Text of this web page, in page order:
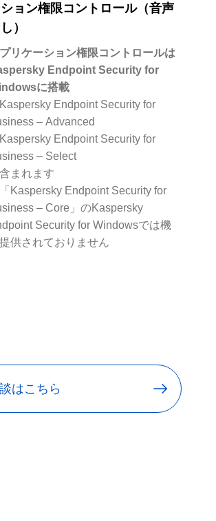
ョン権限コントロール（音声
）
リケーション権限コントロールは
Endpoint Security for
に搭載
Kaspersky Endpoint Security for
– Advanced
Kaspersky Endpoint Security for
– Select
まれます
Kaspersky Endpoint Security for
– Core」のKaspersky
Security for Windowsでは機
供されておりません
はこちら